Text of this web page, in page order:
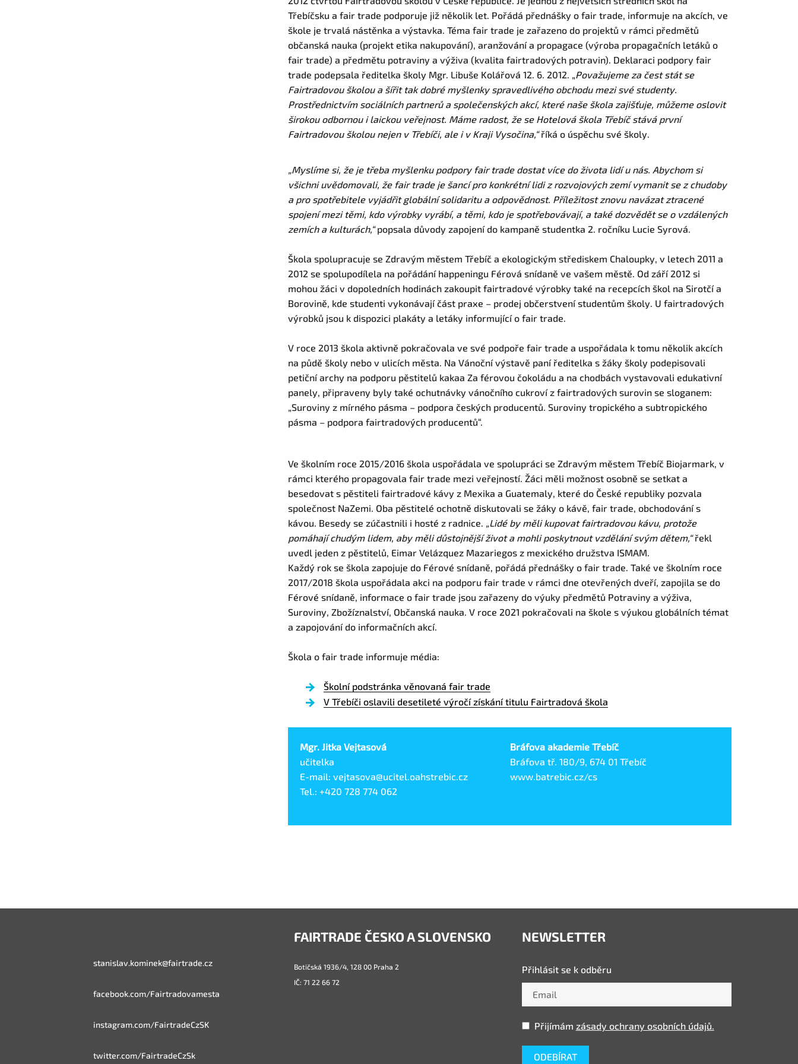
Třebíčsku a fair trade podporuje již několik let. Pořádá přednášky o fair trade, informuje na akcích, ve
škole je trvalá nástěnka a výstavka. Téma fair trade je zařazeno do projektů v rámci předmětů
občanská nauka (projekt etika nakupování), aranžování a propagace (výroba propagačních letáků o
fair trade) a předmětu potraviny a výživa (kvalita fairtradových potravin). Deklaraci podpory fair
trade podepsala ředitelka školy Mgr. Libuše Kolářová 12. 6. 2012. „Považujeme za čest stát se
Fairtradovou školou a šířit tak dobré myšlenky spravedlivého obchodu mezi své studenty.
Prostřednictvím sociálních partnerů a společenských akcí, které naše škola zajišťuje, můžeme oslovit
širokou odbornou i laickou veřejnost. Máme radost, že se Hotelová škola Třebíč stává první
Fairtradovou školou nejen v Třebíči, ale i v Kraji Vysočina,“říká o úspěchu své školy.
„Myslíme si, že je třeba myšlenku podpory fair trade dostat více do života lidí u nás. Abychom si
všichni uvědomovali, že fair trade je šancí pro konkrétní lidi z rozvojových zemí vymanit se z chudoby
a pro spotřebitele vyjádřit globální solidaritu a odpovědnost. Příležitost znovu navázat ztracené
spojení mezi těmi, kdo výrobky vyrábí, a těmi, kdo je spotřebovávají, a také dozvědět se o vzdálených
zemích a kulturách,“popsala důvody zapojení do kampaně studentka 2. ročníku Lucie Syrová.
Škola spolupracuje se Zdravým městem Třebíč a ekologickým střediskem Chaloupky, v letech 2011 a
2012 se spolupodílela na pořádání happeningu Férová snídaně ve vašem městě. Od září 2012 si
mohou žáci v dopoledních hodinách zakoupit fairtradové výrobky také na recepcích škol na Sirotčí a
Borovině, kde studenti vykonávají část praxe – prodej občerstvení studentům školy. U fairtradových
výrobků jsou k dispozici plakáty a letáky informující o fair trade.
V roce 2013 škola aktivně pokračovala ve své podpoře fair trade a uspořádala k tomu několik akcích
na půdě školy nebo v ulicích města. Na Vánoční výstavě paní ředitelka s žáky školy podepisovali
petiční archy na podporu pěstitelů kakaa Za férovou čokoládu a na chodbách vystavovali edukativní
panely, připraveny byly také ochutnávky vánočního cukroví z fairtradových surovin se sloganem:
„Suroviny z mírného pásma – podpora českých producentů. Suroviny tropického a subtropického
pásma – podpora fairtradových producentů“.
Ve školním roce 2015/2016 škola uspořádala ve spolupráci se Zdravým městem Třebíč Biojarmark, v
rámci kterého propagovala fair trade mezi veřejností. Žáci měli možnost osobně se setkat a
besedovat s pěstiteli fairtradové kávy z Mexika a Guatemaly, které do České republiky pozvala
společnost NaZemi. Oba pěstitelé ochotně diskutovali se žáky o kávě, fair trade, obchodování s
kávou. Besedy se zúčastnili i hosté z radnice. „Lidé by měli kupovat fairtradovou kávu, protože
pomáhají chudým lidem, aby měli důstojnější život a mohli poskytnout vzdělání svým dětem,“řekl
uvedl jeden z pěstitelů, Eimar Velázquez Mazariegos z mexického družstva ISMAM.
Každý rok se škola zapojuje do Férové snídaně, pořádá přednášky o fair trade. Také ve školním roce
2017/2018 škola uspořádala akci na podporu fair trade v rámci dne otevřených dveří, zapojila se do
Férové snídaně, informace o fair trade jsou zařazeny do výuky předmětů Potraviny a výživa,
Suroviny, Zbožíznalství, Občanská nauka. V roce 2021 pokračovali na škole s výukou globálních témat
a zapojování do informačních akcí.
Škola o fair trade informuje média:
Školní podstránka věnovaná fair trade
V Třebíči oslavili desetileté výročí získání titulu Fairtradová škola
Mgr. Jitka Vejtasová
učitelka
E-mail: vejtasova@ucitel.oahstrebic.cz
Tel.: +420 728 774 062
Bráfova akademie Třebíč
Bráfova tř. 180/9, 674 01 Třebíč
www.batrebic.cz/cs
stanislav.kominek@fairtrade.cz
facebook.com/Fairtradovamesta
instagram.com/FairtradeCzSK
twitter.com/FairtradeCzSk
FAIRTRADE ČESKO A SLOVENSKO
Botičská 1936/4, 128 00 Praha 2
IČ: 71 22 66 72
NEWSLETTER
Přihlásit se k odběru
Přijímám zásady ochrany osobních údajů.